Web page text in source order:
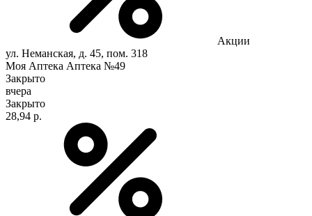
Акции
ул. Неманская, д. 45, пом. 318
Моя Аптека Аптека №49
Закрыто
вчера
Закрыто
28,94 р.